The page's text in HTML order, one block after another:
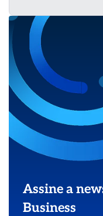
Assine a
Business